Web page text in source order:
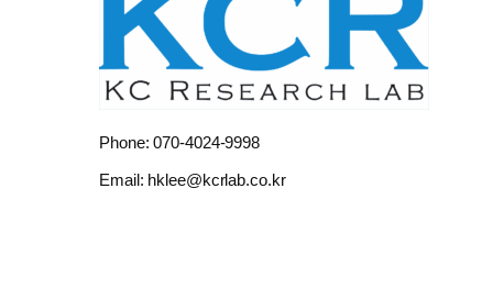
Phone: 070-4024-9998
Email: hklee@kcrlab.co.kr